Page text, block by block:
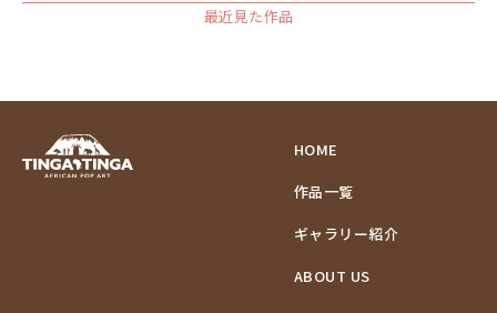
最近見た作品
HOME
作品一覧
ギャラリー紹介
ABOUT US